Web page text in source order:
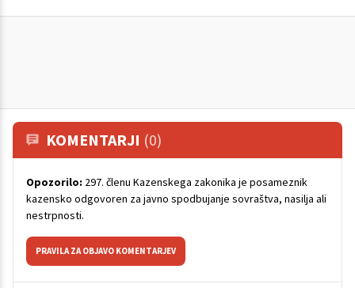
KOMENTARJI (0)
Opozorilo: 297. členu Kazenskega zakonika je posameznik
kazensko odgovoren za javno spodbujanje sovraštva, nasilja ali
nestrpnosti.
PRAVILA ZA OBJAVO KOMENTARJEV